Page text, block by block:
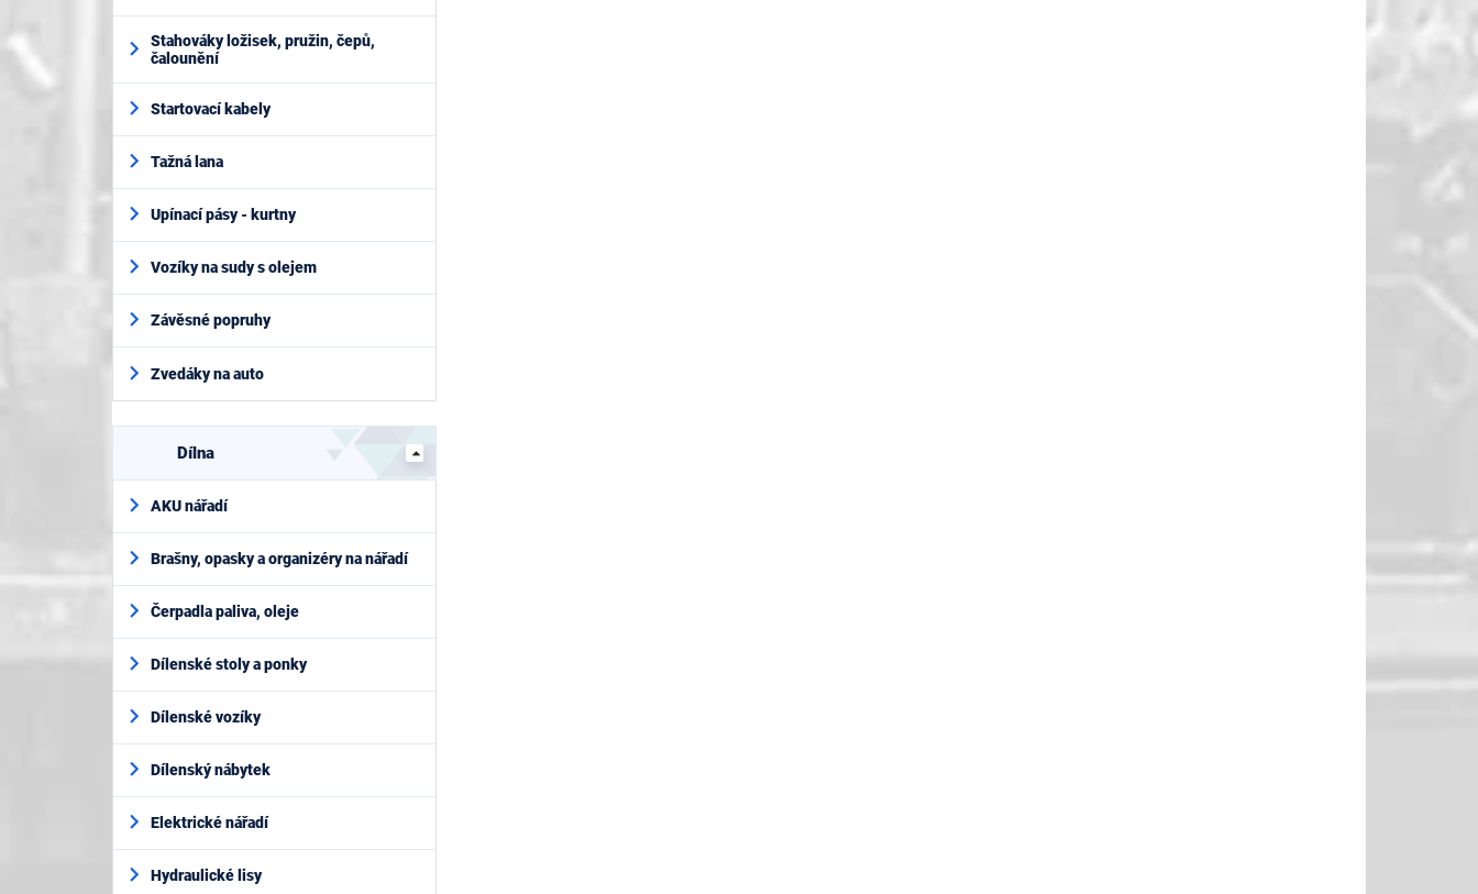
Stahováky ložisek, pružin, čepů,
čalounění
Startovací kabely
Tažná lana
Upínací pásy - kurtny
Vozíky na sudy s olejem
Závěsné popruhy
Zvedáky na auto
Dílna
AKU nářadí
Brašny, opasky a organizéry na nářadí
Čerpadla paliva, oleje
Dílenské stoly a ponky
Dílenské vozíky
Dílenský nábytek
Elektrické nářadí
Hydraulické lisy